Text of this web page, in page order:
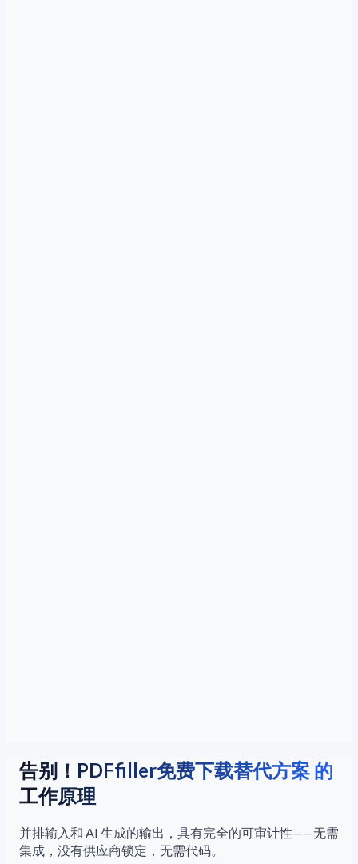
告别！PDFfiller免费下载替代方案 的
工作原理
并排输入和 AI 生成的输出，具有完全的可审计性——无需
集成，没有供应商锁定，无需代码。